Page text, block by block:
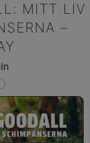
MITT LIV
–